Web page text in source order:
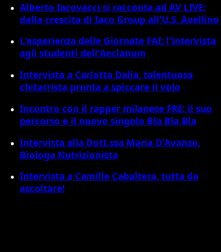
Alberto Iacovacci si racconta ad AV LIVE:
dalla crescita di Iaco Group all'U.S. Avellino
L'esperienza delle Giornate FAI: l'intervista
agli studenti dell'Aeclanum
Intervista a Carlotta Dalia, talentuosa
chitarrista pronta a spiccare il volo
Incontro con il rapper milanese FRE: il suo
percorso e il nuovo singolo Bla Bla Bla
Intervista alla Dott.ssa Maria D'Avanzo,
Biologa Nutrizionista
Intervista a Camille Cabaltera, tutta da
ascoltare!